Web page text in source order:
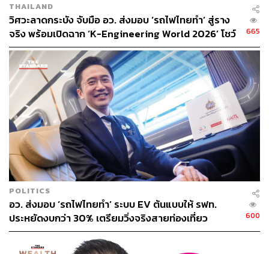
กองบรรณาธิการ THE STANDARD
THAILAND
วิศวะลาดกระบัง จับมือ อว. ส่งมอบ ‘รถไฟไทยทำ’ สู่ราง
จริง พร้อมเปิดฉาก ‘K-Engineering World 2026’ โชว์
นวัตกรรมเปลี่ยนโลก
665
POLITICS
อว. ส่งมอบ ‘รถไฟไทยทำ’ ระบบ EV ต้นแบบให้ รฟท.
ประหยัดงบกว่า 30% เตรียมวิ่งจริงสายท่องเที่ยว
600